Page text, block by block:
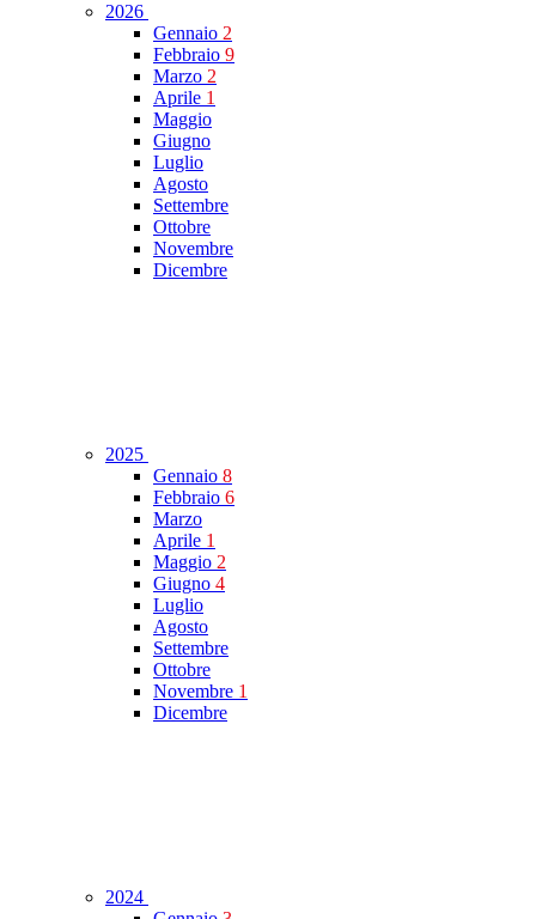
2026
Gennaio 2
Febbraio 9
Marzo 2
Aprile 1
Maggio
Giugno
Luglio
Agosto
Settembre
Ottobre
Novembre
Dicembre
2025
Gennaio 8
Febbraio 6
Marzo
Aprile 1
Maggio 2
Giugno 4
Luglio
Agosto
Settembre
Ottobre
Novembre 1
Dicembre
2024